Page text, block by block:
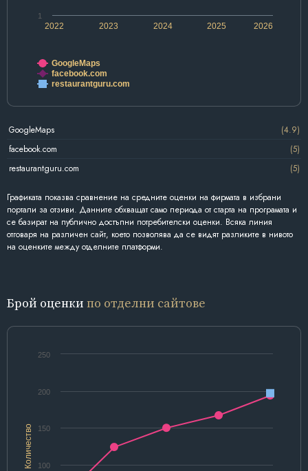
2022 2024 2026
2023 2025
1
GoogleMaps
facebook.com
restaurantguru.com
GoogleMaps
(4.9)
facebook.com
(5)
restaurantguru.com
(5)
Графиката показва сравнение на средните оценки на фирмата в избрани
портали за отзиви. Данните обхващат само периода от старта на програмата и
се базират на публично достъпни потребителски оценки. Всяка линия
отговаря на различен сайт, което позволява да се видят разликите в нивото
на оценките между отделните платформи.
Брой оценки по отделни сайтове
Количество 100
150
200
250